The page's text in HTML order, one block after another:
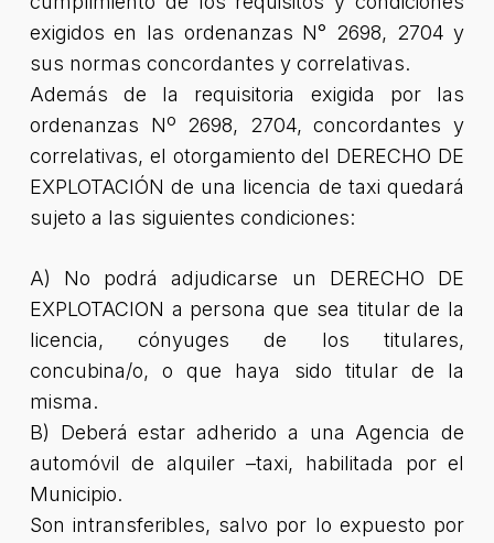
exigidos en las ordenanzas N° 2698, 2704 y
sus normas concordantes y correlativas.
Además de la requisitoria exigida por las
ordenanzas Nº 2698, 2704, concordantes y
correlativas, el otorgamiento del DERECHO DE
EXPLOTACIÓN de una licencia de taxi quedará
sujeto a las siguientes condiciones:
A) No podrá adjudicarse un DERECHO DE
EXPLOTACION a persona que sea titular de la
licencia, cónyuges de los titulares,
concubina/o, o que haya sido titular de la
misma.
B) Deberá estar adherido a una Agencia de
automóvil de alquiler –taxi, habilitada por el
Municipio.
Son intransferibles, salvo por lo expuesto por